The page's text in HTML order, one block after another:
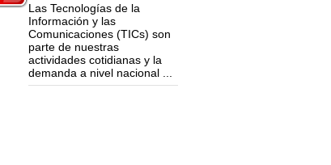
Las Tecnologías de la
Información y las
Comunicaciones (TICs) son
parte de nuestras
actividades cotidianas y la
demanda a nivel nacional ...